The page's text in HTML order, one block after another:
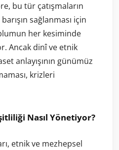
bu tür çatışmaların
sağlanması için
her kesiminde
Ancak dinî ve etnik
anlayışının günümüz
krizleri
Nasıl Yönetiyor?
etnik ve mezhepsel